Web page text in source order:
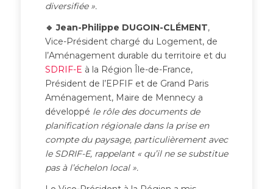
diversifiée ».
🔹 Jean-Philippe DUGOIN-CLÉMENT,
Vice-Président chargé du Logement, de
l’Aménagement durable du territoire et du
SDRIF-E à la Région Île-de-France,
Président de l’EPFIF et de Grand Paris
Aménagement, Maire de Mennecy a
développé le rôle des documents de
planification régionale dans la prise en
compte du paysage, particulièrement avec
le SDRIF-E, rappelant « qu’il ne se substitue
pas à l’échelon local ».